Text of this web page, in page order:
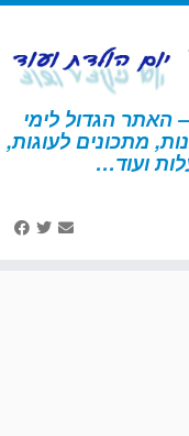
האתר הגדול לימי
מתכונים לעוגות,
ועוד…